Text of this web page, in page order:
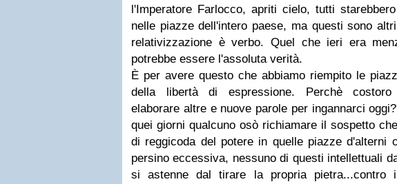
l'Imperatore Farlocco, apriti cielo, tutti
nelle piazze dell'intero paese, ma questi sono
relativizzazione è verbo. Quel che ieri era
potrebbe essere l'assoluta verità.
È per avere questo che abbiamo riempito le
della libertà di espressione. Perchè costoro
elaborare altre e nuove parole per ingannarci
quei giorni qualcuno osò richiamare il sospetto
di reggicoda del potere in quelle piazze d'alterni
persino eccessiva, nessuno di questi intellettuali
si astenne dal tirare la propria pietra...contro